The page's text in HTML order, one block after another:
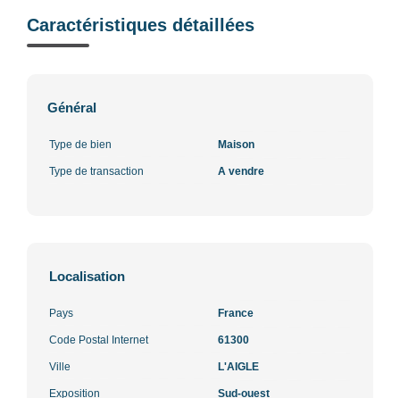
Caractéristiques détaillées
Général
Type de bien Maison
Type de transaction A vendre
Localisation
Pays France
Code Postal Internet 61300
Ville L'AIGLE
Exposition Sud-ouest